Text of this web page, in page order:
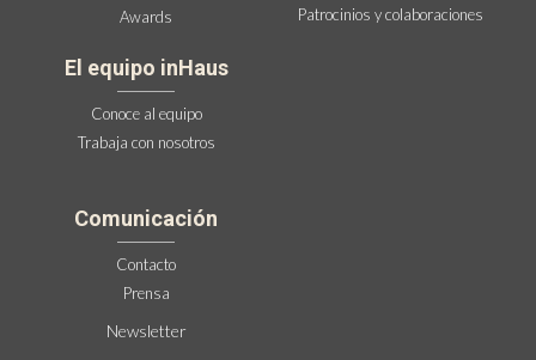
Awards
Patrocinios y colaboraciones
El equipo inHaus
Conoce al equipo
Trabaja con nosotros
Comunicación
Contacto
Prensa
Newsletter